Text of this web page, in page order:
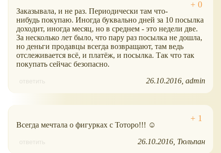
Заказывала, и не раз. Периодически там что-
нибудь покупаю. Иногда буквально дней за 10 посылка
доходит, иногда месяц, но в среднем - это недели две.
За несколько лет было, что пару раз посылка не дошла,
но деньги продавцы всегда возвращают, там ведь
отслеживается всё, и платёж, и посылка. Так что так
покупать сейчас безопасно.
ответить 26.10.2016 admin
Всегда мечтала о фигурках с Тоторо!!! ☺
ответить 26.10.2016 Тюльпан